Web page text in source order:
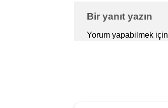
Bir yanıt yazın
Yorum yapabilmek için